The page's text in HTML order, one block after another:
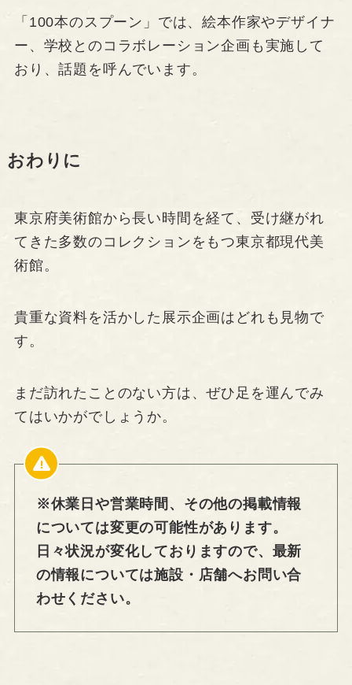
「100本のスプーン」では、絵本作家やデザイナ
ー、学校とのコラボレーション企画も実施して
おり、話題を呼んでいます。
おわりに
東京府美術館から長い時間を経て、受け継がれ
てきた多数のコレクションをもつ東京都現代美
術館。
貴重な資料を活かした展示企画はどれも見物で
す。
まだ訪れたことのない方は、ぜひ足を運んでみ
てはいかがでしょうか。
※休業日や営業時間、その他の掲載情報
については変更の可能性があります。
日々状況が変化しておりますので、最新
の情報については施設・店舗へお問い合
わせください。